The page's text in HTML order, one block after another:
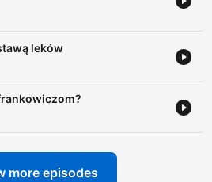
leków
more episodes